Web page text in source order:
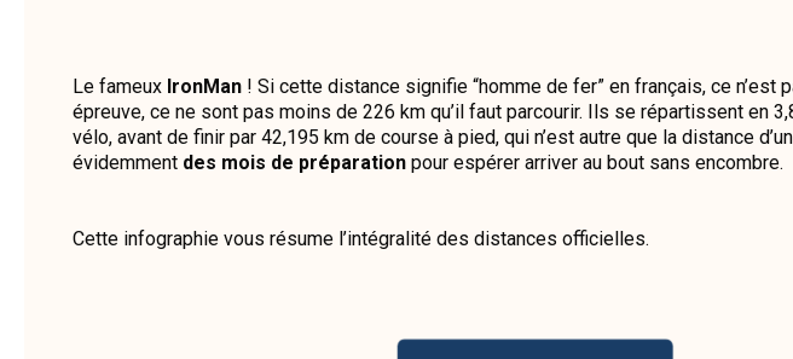
Le fameux IronMan ! Si cette distance signifie “homme de fer” en français, ce n’est
épreuve, ce ne sont pas moins de 226 km qu’il faut parcourir. Ils se répartissent en
vélo, avant de finir par 42,195 km de course à pied, qui n’est autre que la distance
évidemment des mois de préparation pour espérer arriver au bout sans encombre.
Cette infographie vous résume l’intégralité des distances officielles.